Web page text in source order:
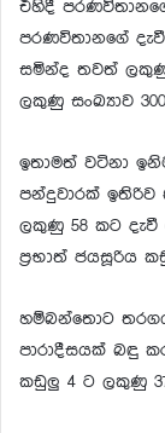
එහිදී
පරණවිතානගේ
සමින්ද තවත් ලකුණු
ලකුණු සංඛ්‍යාව
ඉතාමත් වටිනා
පන්දුවාරක්
ලකුණු 58 කට
ප්‍රභාත් ජයසූරිය
හම්බන්තොට
පාරාදීසයක් බඳු
කඩුලු 4 ට ලකුණු